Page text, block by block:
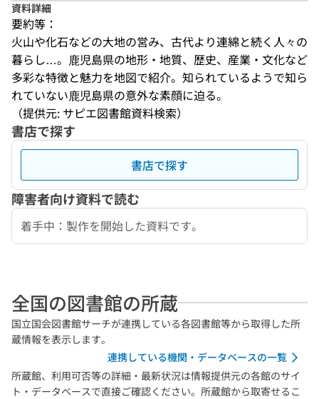
資料詳細
要約等：
火山や化石などの大地の営み、古代より連綿と続く人々の
暮らし…。鹿児島県の地形・地質、歴史、産業・文化など
多彩な特徴と魅力を地図で紹介。知られているようで知ら
れていない鹿児島県の意外な素顔に迫る。
（提供元: サピエ図書館資料検索）
書店で探す
書店で探す
障害者向け資料で読む
着手中：製作を開始した資料です。
全国の図書館の所蔵
国立国会図書館サーチが連携している各図書館等から取得した所
蔵情報を表示します。
連携している機関・データベースの一覧
所蔵館、利用可否等の詳細・最新状況は情報提供元の各館のサイ
ト・データベースで直接ご確認ください。所蔵館から取寄せるこ